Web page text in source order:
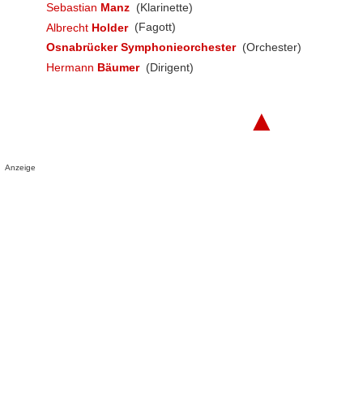
Sebastian Manz (Klarinette)
Albrecht Holder (Fagott)
Osnabrücker Symphonieorchester (Orchester)
Hermann Bäumer (Dirigent)
▲
Anzeige